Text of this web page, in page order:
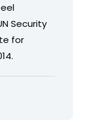
Security
for